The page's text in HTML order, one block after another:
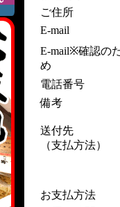
ご住所
E-mail
E-mail※確認の
め
電話番号
備考
送付先
（支払方法）
お支払方法